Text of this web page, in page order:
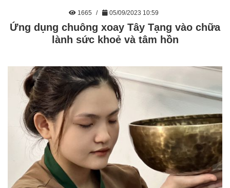
1665 05/09/2023 10:59
Ứng dụng chuông xoay Tây Tạng vào chữa
lành sức khoẻ và tâm hồn